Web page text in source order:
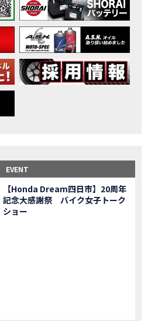
クが動かなくなった…原因不明で入院します
シリーズ 洋用品購入サポートキャンペーン
ツーリング！梅本まどかさん、MIISAさんと一日笑った【ポケふた】Honda
かさんと三重県ツーリング満喫しました！ポケふた探し第1弾【モトブログ】
春初売り特別企画】のご紹介！！
でツーリングイベントに参戦したのだが・・
リングした素直なレビュー【モトブログ】Honda CB
してさらなる原因が判明し、修理代が膨れ上がった結果
りも最適！ADVが20台でツーリングしました｜Honda ADV160
売中！！
い。大切なツーリングでやらかしてしまった…
ぶっ通しで走った結果がヤバかった
三重→東京〇〇〇円で行けちゃった
CT125で女子ツーリング 最高！Honda Super Cub(JA59)
ずにどこまで行けるかやってみたら大変なことになりました
界一の最強バイクでついにやります。
たらイライラするかもしれません。ごめんなさい。
ンサーで感知！駐車場でバイクの周りを…
ク納車！スタッフがまさかの対応…
EVENT
【Honda Dream四日市】20周年
記念大感謝祭 バイク女子トーク
ショー